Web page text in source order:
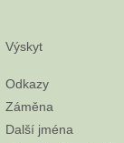
Výskyt
Odkazy
Záměna
Další jména